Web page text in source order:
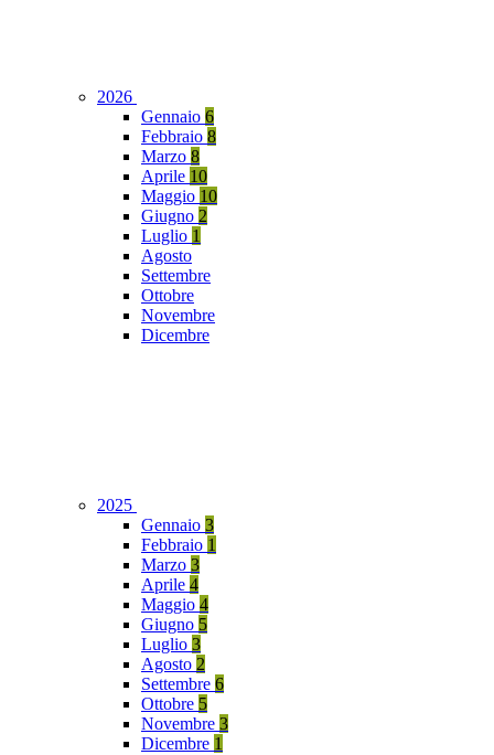
2026
Gennaio 6
Febbraio 8
Marzo 8
Aprile 10
Maggio 10
Giugno 2
Luglio 1
Agosto
Settembre
Ottobre
Novembre
Dicembre
2025
Gennaio 3
Febbraio 1
Marzo 3
Aprile 4
Maggio 4
Giugno 5
Luglio 3
Agosto 2
Settembre 6
Ottobre 5
Novembre 3
Dicembre 1